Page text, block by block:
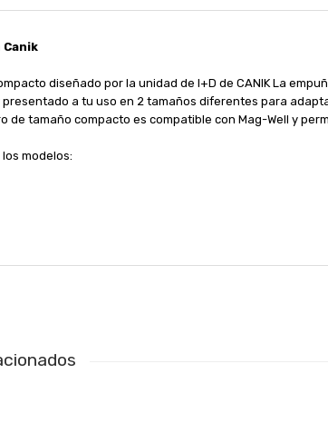
Canik
diseñado por la unidad de I+D de CANIK La
a tu uso en 2 tamaños diferentes para
de tamaño compacto es compatible con Mag-Well y
modelos: